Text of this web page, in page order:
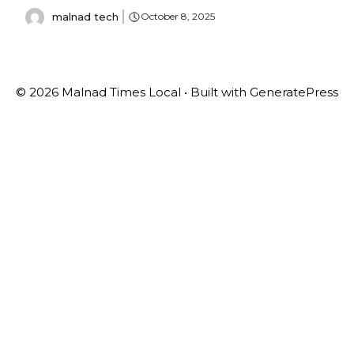
malnad tech October 8, 2025
© 2026 Malnad Times Local • Built with GeneratePress